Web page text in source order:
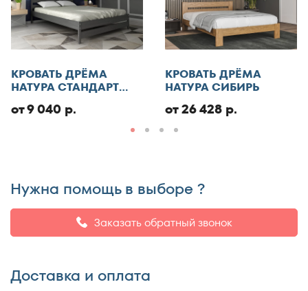
обработку персональных данных
Отменить
Добавить отзыв
КРОВАТЬ ДРЁМА
НАТУРА СТАНДАРТ
от 9 040 р.
КРОВАТЬ ДРЁМА
НАТУРА СИБИРЬ
от 26 428 р.
Нужна помощь в выборе ?
Заказать обратный звонок
Доставка и оплата